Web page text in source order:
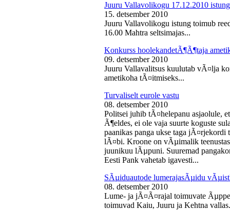
Juuru Vallavolikogu 17.12.2010 istung
15. detsember 2010
Juuru Vallavolikogu istung toimub
16.00 Mahtra seltsimajas...
Konkurss hoolekandetÃ¶Ã¶taja
09. detsember 2010
Juuru Vallavalitsus kuulutab vÃ¤lja
ametikoha tÃ¤itmiseks...
Turvaliselt eurole vastu
08. detsember 2010
Politsei juhib tÃ¤helepanu asjaolule,
Ã¶eldes, ei ole vaja suurte koguste
paanikas panga ukse taga
lÃ¤bi. Kroone on vÃµimalik
juunikuu lÃµpuni. Suuremad
Eesti Pank vahetab igavesti...
SÃµiduautode lumerajasÃµidu
08. detsember 2010
Lume- ja jÃ¤Ã¤rajal toimuvate
toimuvad Kaiu, Juuru ja Kehtna